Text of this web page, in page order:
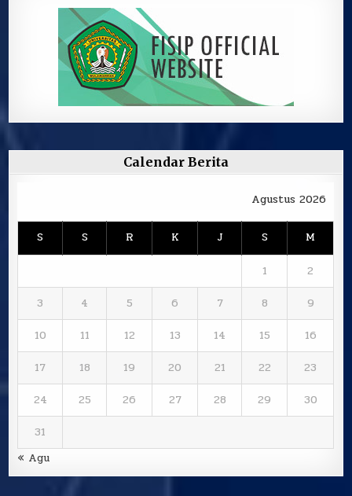
Calendar Berita
Agustus 2026
S S R K J S M
1
2
3
4 5 6 7 8
9
10
11 12 13 14 15
16
17
18 19 20 21 22
23
24
25 26 27 28 29
30
31
« Agu